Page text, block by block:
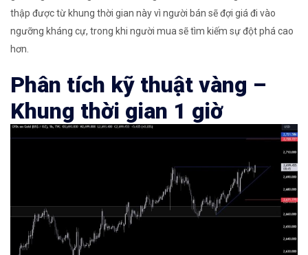
thập được từ khung thời gian này vì người bán sẽ đợi giá đi vào
ngưỡng kháng cự, trong khi người mua sẽ tìm kiếm sự đột phá cao
hơn.
Phân tích kỹ thuật vàng –
Khung thời gian 1 giờ